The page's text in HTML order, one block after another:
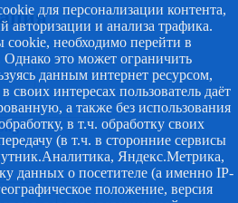
для персонализации контента,
авторизации и анализа трафика.
необходимо перейти в
Однако это может ограничить
данным интернет ресурсом,
своих интересах пользователь даёт
а также без использования
в т.ч. обработку своих
(в т.ч. в сторонние сервисы
Яндекс.Метрика,
данных о посетителе (а именно IP-
положение, версия